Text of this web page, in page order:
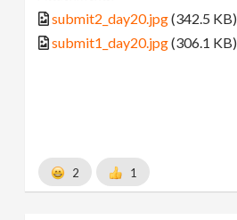
submit2_day20.jpg(342.5 KB)
submit1_day20.jpg(306.1 KB)
2 1